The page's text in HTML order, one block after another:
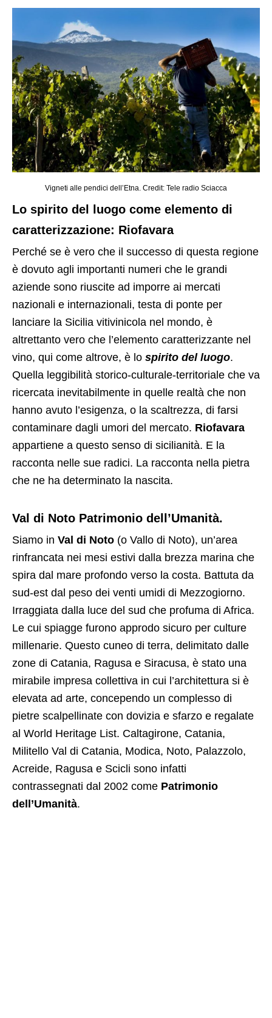
Vigneti alle pendici dell’Etna. Credit: Tele radio Sciacca
Lo spirito del luogo come elemento di
caratterizzazione: Riofavara
Perché se è vero che il successo di questa regione
è dovuto agli importanti numeri che le grandi
aziende sono riuscite ad imporre ai mercati
nazionali e internazionali, testa di ponte per
lanciare la Sicilia vitivinicola nel mondo, è
altrettanto vero che l’elemento caratterizzante nel
vino, qui come altrove, è lo spirito del luogo.
Quella leggibilità storico-culturale-territoriale che va
ricercata inevitabilmente in quelle realtà che non
hanno avuto l’esigenza, o la scaltrezza, di farsi
contaminare dagli umori del mercato. Riofavara
appartiene a questo senso di sicilianità. E la
racconta nelle sue radici. La racconta nella pietra
che ne ha determinato la nascita.
Val di Noto Patrimonio dell’Umanità.
Siamo in Val di Noto (o Vallo di Noto), un’area
rinfrancata nei mesi estivi dalla brezza marina che
spira dal mare profondo verso la costa. Battuta da
sud-est dal peso dei venti umidi di Mezzogiorno.
Irraggiata dalla luce del sud che profuma di Africa.
Le cui spiagge furono approdo sicuro per culture
millenarie. Questo cuneo di terra, delimitato dalle
zone di Catania, Ragusa e Siracusa, è stato una
mirabile impresa collettiva in cui l’architettura si è
elevata ad arte, concependo un complesso di
pietre scalpellinate con dovizia e sfarzo e regalate
al World Heritage List. Caltagirone, Catania,
Militello Val di Catania, Modica, Noto, Palazzolo,
Acreide, Ragusa e Scicli sono infatti
contrassegnati dal 2002 come Patrimonio
dell’Umanità.